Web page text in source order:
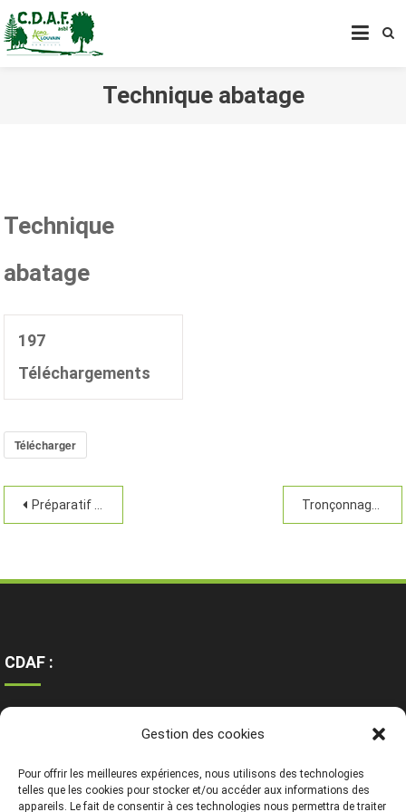
Gestion des cookies
Pour offrir les meilleures expériences, nous utilisons des technologies
telles que les cookies pour stocker et/ou accéder aux informations des
appareils. Le fait de consentir à ces technologies nous permettra de traiter
CENTRE DE DÉVELOPPEMENT
Technique abatage
Technique
abatage
197
Téléchargements
Télécharger
Préparatif abatage
CDAF :
Mentions légales